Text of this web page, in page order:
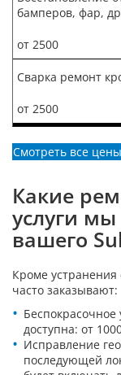
бамперов, фар,
от 2500
Сварка ремонт
от 2500
Смотреть все цены
Какие
услуги
вашего
Кроме
часто заказывают:
Беспокрасочное
доступна: от
Исправление
последующей